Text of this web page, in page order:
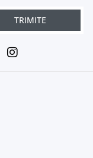
TRIMITE